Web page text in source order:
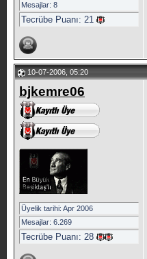
Mesajlar: 8
Tecrübe Puanı: 21
10-07-2006, 05:20
bjkemre06
Üyelik tarihi: Apr 2006
Mesajlar: 6.269
Tecrübe Puanı: 28